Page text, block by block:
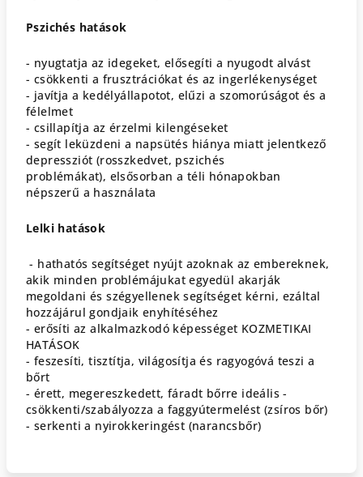
Pszichés hatások
- nyugtatja az idegeket, elősegíti a nyugodt alvást
- csökkenti a frusztrációkat és az ingerlékenységet
- javítja a kedélyállapotot, elűzi a szomorúságot és a
félelmet
- csillapítja az érzelmi kilengéseket
- segít leküzdeni a napsütés hiánya miatt jelentkező
depressziót (rosszkedvet, pszichés
problémákat), elsősorban a téli hónapokban
népszerű a használata
Lelki hatások
- hathatós segítséget nyújt azoknak az embereknek,
akik minden problémájukat egyedül akarják
megoldani és szégyellenek segítséget kérni, ezáltal
hozzájárul gondjaik enyhítéséhez
- erősíti az alkalmazkodó képességet KOZMETIKAI
HATÁSOK
- feszesíti, tisztítja, világosítja és ragyogóvá teszi a
bőrt
- érett, megereszkedett, fáradt bőrre ideális -
csökkenti/szabályozza a faggyútermelést (zsíros bőr)
- serkenti a nyirokkeringést (narancsbőr)